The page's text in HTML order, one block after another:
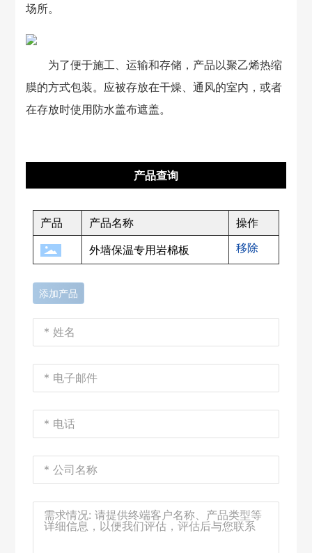
场所。
为了便于施工、运输和存储，产品以聚乙烯热缩
膜的方式包装。应被存放在干燥、通风的室内，或者
在存放时使用防水盖布遮盖。
产品查询
产品 产品名称
操作
外墙保温专用岩棉板
移除
添加产品